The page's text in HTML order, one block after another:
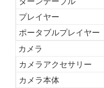
プレイヤー
ポータブルプレイヤー
カメラ
カメラアクセサリー
カメラ本体